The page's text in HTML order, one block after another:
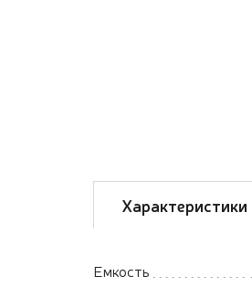
Характеристики
Емкость